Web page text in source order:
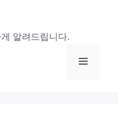
알려드립니다.
Menu